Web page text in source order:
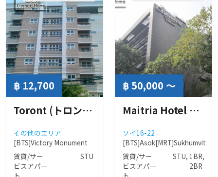
฿ 12,700
Toront (トロント）
その他のエリア
[BTS]Victory Monument
賃貸/サー
ビスアパー
STU
฿ 50,000 ～
Maitria Hotel Sukhumvit 18 (マイトリア スクンビット18)
ソイ16-22
[BTS]Asok[MRT]Sukhumvit
賃貸/サー
ビスアパー
STU, 1BR,
2BR